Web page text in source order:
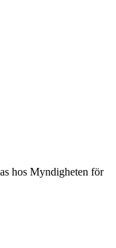
hos Myndigheten för